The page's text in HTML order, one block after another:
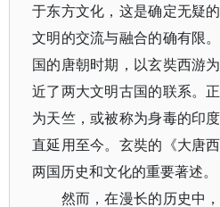
于东方文化，这是确定无疑
文明的交流与融合的确有限
国的唐朝时期，以玄奘西游
近了两大文明古国的联系。
为天竺，或被称为身毒的印
直延用至今。玄奘的《大唐
两国历史和文化的重要著述。
然而，在漫长的历史中，